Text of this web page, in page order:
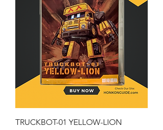
TRUCKBOT-01 YELLOW-LION